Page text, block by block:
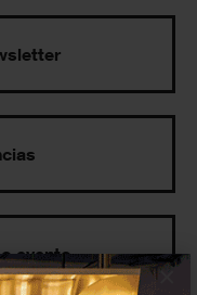
×
evento